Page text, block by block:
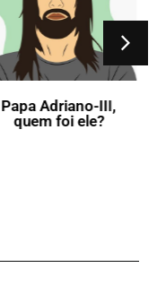
Papa Adriano-III,
quem foi ele?